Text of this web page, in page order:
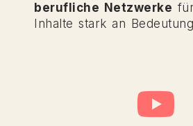
berufliche Netzwerke
Inhalte stark an